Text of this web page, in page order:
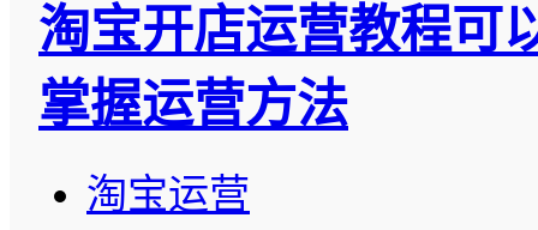
淘宝开店运营教程可
掌握运营方法
淘宝运营